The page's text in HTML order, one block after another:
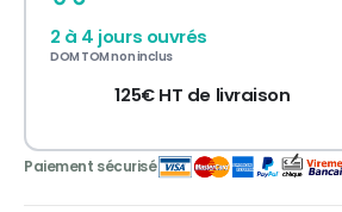
3 fois sans frais
12 à 60 fois
2 à 4 jours ouvrés
DOM TOM non inclus
125€ HT de livraison